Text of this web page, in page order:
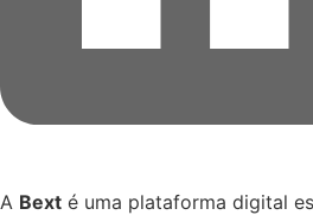
A Bext é uma plataforma digital